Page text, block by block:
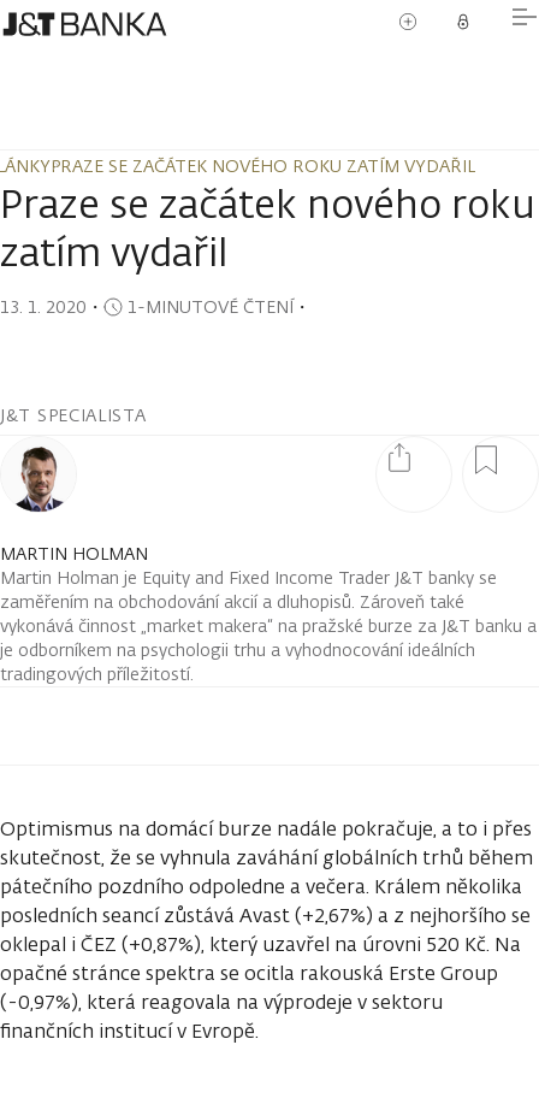
PRAZE SE ZAČÁTEK NOVÉHO ROKU ZATÍM VYDAŘIL
PRAZE SE ZAČÁTEK NOVÉHO ROKU ZATÍM VYDAŘIL
Praze se začátek nového roku
zatím vydařil
13. 1. 2020 ・ 1-MINUTOVÉ ČTENÍ・
J&T SPECIALISTA
MARTIN HOLMAN
Martin Holman je Equity and Fixed Income Trader J&T banky se
zaměřením na obchodování akcií a dluhopisů. Zároveň také
vykonává činnost „market makera“ na pražské burze za J&T banku a
je odborníkem na psychologii trhu a vyhodnocování ideálních
tradingových příležitostí.
Optimismus na domácí burze nadále pokračuje, a to i přes
skutečnost, že se vyhnula zaváhání globálních trhů během
pátečního pozdního odpoledne a večera. Králem několika
posledních seancí zůstává Avast (+2,67%) a z nejhoršího se
oklepal i ČEZ (+0,87%), který uzavřel na úrovni 520 Kč. Na
opačné stránce spektra se ocitla rakouská Erste Group
(-0,97%), která reagovala na výprodeje v sektoru
finančních institucí v Evropě.